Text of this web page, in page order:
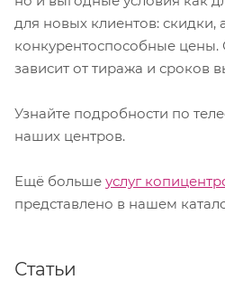
для новых клиентов: скидки,
конкурентоспособные цены.
зависит от тиража и сроков
Узнайте подробности по
наших центров.
Ещё больше услуг
представлено в нашем
Статьи